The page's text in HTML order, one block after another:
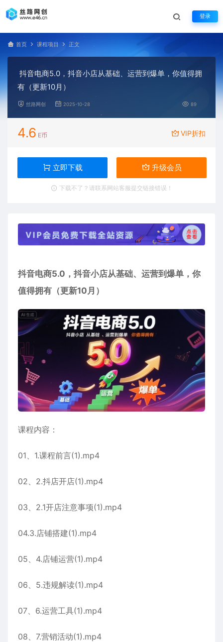
登录
首页 课程项目 正文
抖音电商5.0，抖音小店从基础、运营到爆单，你值得拥
有（更新10月）
丝路网创 2025-10-28 89
4.6 E币 VIP折扣
立即下载 升级会员
下载不了？请联系网站客服提交链接错误！
抖音电商5.0，抖音小店从基础、运营到爆单，你
值得拥有（更新10月）
课程内容：
01、1.课程前言(1).mp4
02、2.抖店开店(1).mp4
03、2.1开店注意事项(1).mp4
04.3.店铺搭建(1).mp4
05、4.店铺运营(1).mp4
06、5.违规解读(1).mp4
07、6.运营工具(1).mp4
08、7.营销活动(1).mp4